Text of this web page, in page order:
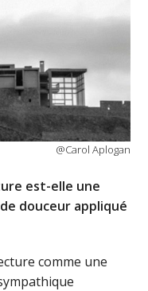
@Carol Aplogan
est-elle une
douceur appliqué
comme une